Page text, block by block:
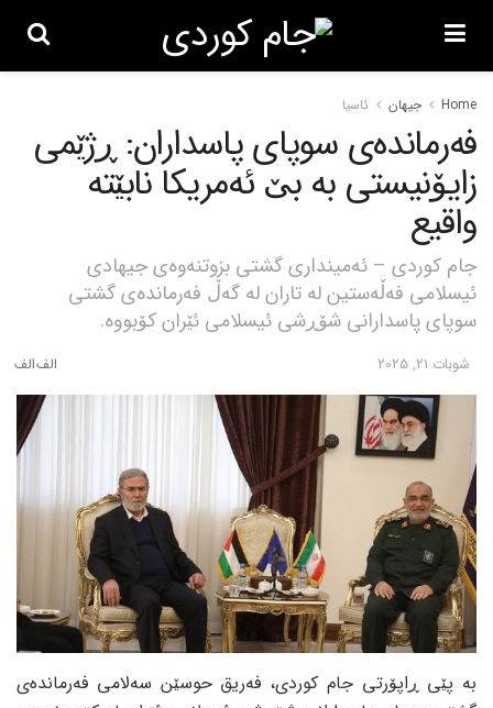
Home جیهان ئاسیا
فەرماندەی سوپای پاسداران: ڕژێمی
زایۆنیستی بە بێ ئەمریکا نابێتە
واقیع
جام کوردی – ئەمینداری گشتی بزوتنەوەی جیهادی
ئیسلامی فەڵەستین لە تاران لە گەڵ فەرماندەی گشتی
سوپای پاسدارانی شۆڕشی ئیسلامی ئێران کۆبووە.
شوبات 21, 2025
بە پێی ڕاپۆرتی جام کوردی، فەریق حوسێن سەلامی فەرماندەی